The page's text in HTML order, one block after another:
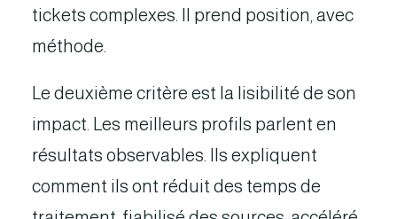
tickets complexes. Il prend position, avec
méthode.
Le deuxième critère est la lisibilité de son
impact. Les meilleurs profils parlent en
résultats observables. Ils expliquent
comment ils ont réduit des temps de